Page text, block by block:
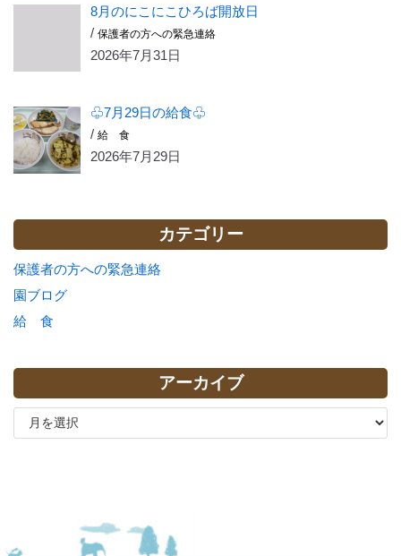
8月のにこにこひろば開放日
/保護者の方への緊急連絡
2026年7月31日
♧7月29日の給食♧
/給 食
2026年7月29日
カテゴリー
保護者の方への緊急連絡
園ブログ
給 食
アーカイブ